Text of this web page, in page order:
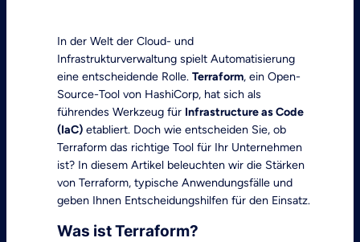
In der Welt der Cloud- und
Infrastrukturverwaltung spielt Automatisierung
eine entscheidende Rolle. Terraform, ein Open-
Source-Tool von HashiCorp, hat sich als
führendes Werkzeug für Infrastructure as Code
(IaC) etabliert. Doch wie entscheiden Sie, ob
Terraform das richtige Tool für Ihr Unternehmen
ist? In diesem Artikel beleuchten wir die Stärken
von Terraform, typische Anwendungsfälle und
geben Ihnen Entscheidungshilfen für den Einsatz.
Was ist Terraform?